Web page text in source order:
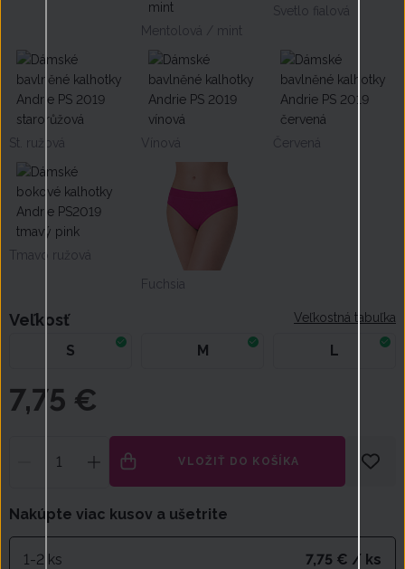
Mentolová / mint
Svetlo fialová
St. ružová Vínová Červená
Tmavo ružová
Fuchsia
Veľkosť Veľkostná tabuľka
S M L
7,75 €
VLOŽIŤ DO KOŠÍKA
Nakúpte viac kusov a ušetrite
1-2 ks 7,75 € / ks